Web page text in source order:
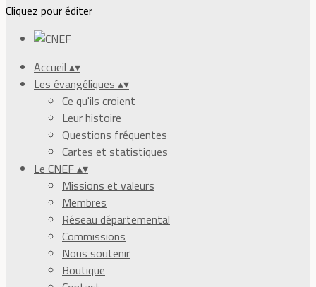
Cliquez pour éditer
Accueil ▴▾
Les évangéliques ▴▾
Ce qu'ils croient
Leur histoire
Questions fréquentes
Cartes et statistiques
Le CNEF▴▾
Missions et valeurs
Membres
Réseau départemental
Commissions
Nous soutenir
Boutique